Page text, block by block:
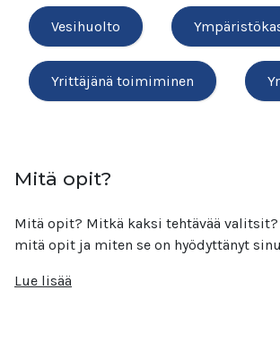
Vesihuolto
Yrittäjänä toimiminen
Mitä opit?
Mitä opit? Mitkä kaksi tehtävää
mitä opit ja miten se on hyödyttänyt
Lue lisää